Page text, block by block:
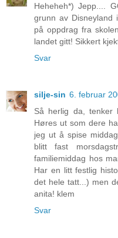
Heheheh*) Jepp....
grunn av Disneyland
på oppdrag fra
landet gitt! Sikkert
Svar
silje-sin 6. februar
Så herlig da,
Høres ut som dere
jeg ut å spise
blitt fast
familiemiddag hos
Har en litt festlig
det hele tatt...) men
anita! klem
Svar